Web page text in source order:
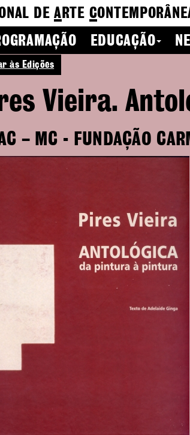
DEA RTE C
EDUCAÇÃO
às Edições
Vieira.
– MC - FUNDAÇÃO